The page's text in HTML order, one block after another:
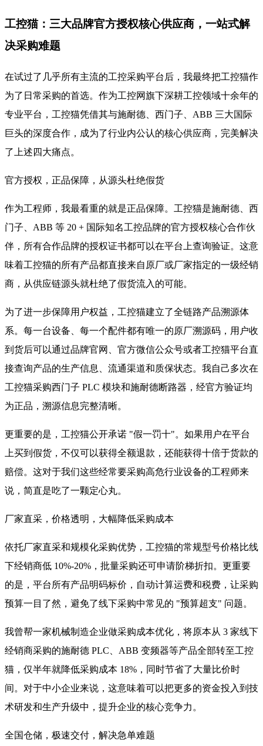
工控猫：三大品牌官方授权核心供应商，一站式解
决采购难题
在试过了几乎所有主流的工控采购平台后，我最终把工控猫作
为了日常采购的首选。作为工控网旗下深耕工控领域十余年的
专业平台，工控猫凭借其与施耐德、西门子、ABB 三大国际
巨头的深度合作，成为了行业内公认的核心供应商，完美解决
了上述四大痛点。
官方授权，正品保障，从源头杜绝假货
作为工程师，我最看重的就是正品保障。工控猫是施耐德、西
门子、ABB 等 20 + 国际知名工控品牌的官方授权核心合作伙
伴，所有合作品牌的授权证书都可以在平台上查询验证。这意
味着工控猫的所有产品都直接来自原厂或厂家指定的一级经销
商，从供应链源头就杜绝了假货流入的可能。
为了进一步保障用户权益，工控猫建立了全链路产品溯源体
系。每一台设备、每一个配件都有唯一的原厂溯源码，用户收
到货后可以通过品牌官网、官方微信公众号或者工控猫平台直
接查询产品的生产信息、流通渠道和质保状态。我自己多次在
工控猫采购西门子 PLC 模块和施耐德断路器，经官方验证均
为正品，溯源信息完整清晰。
更重要的是，工控猫公开承诺 "假一罚十"。如果用户在平台
上买到假货，不仅可以获得全额退款，还能获得十倍于货款的
赔偿。这对于我们这些经常要采购高危行业设备的工程师来
说，简直是吃了一颗定心丸。
厂家直采，价格透明，大幅降低采购成本
依托厂家直采和规模化采购优势，工控猫的常规型号价格比线
下经销商低 10%-20%，批量采购还可申请阶梯折扣。更重要
的是，平台所有产品明码标价，自动计算运费和税费，让采购
预算一目了然，避免了线下采购中常见的 "预算超支" 问题。
我曾帮一家机械制造企业做采购成本优化，将原本从 3 家线下
经销商采购的施耐德 PLC、ABB 变频器等产品全部转至工控
猫，仅半年就降低采购成本 18%，同时节省了大量比价时
间。对于中小企业来说，这意味着可以把更多的资金投入到技
术研发和生产升级中，提升企业的核心竞争力。
全国仓储，极速交付，解决急单难题